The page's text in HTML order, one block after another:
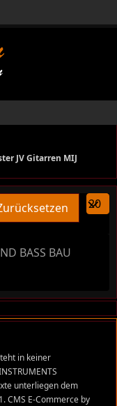
JV Gitarren MIJ
BASS BAU
in keiner
unterliegen dem
CMS E-Commerce by